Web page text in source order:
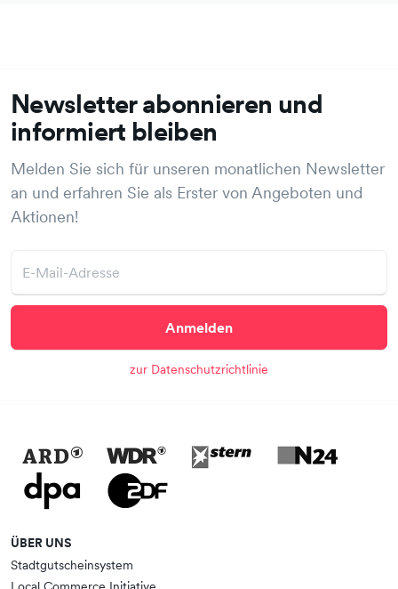
Newsletter abonnieren und
informiert bleiben
Melden Sie sich für unseren monatlichen Newsletter
an und erfahren Sie als Erster von Angeboten und
Aktionen!
Anmelden
zur Datenschutzrichtlinie
ÜBER UNS
Stadtgutscheinsystem